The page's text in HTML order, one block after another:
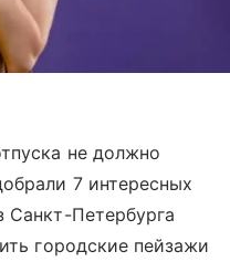
не должно
7 интересных
Санкт-Петербурга
городские пейзажи